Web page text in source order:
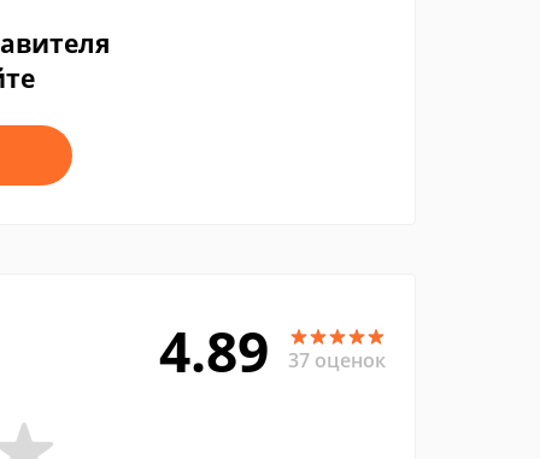
4.89 37 оценок